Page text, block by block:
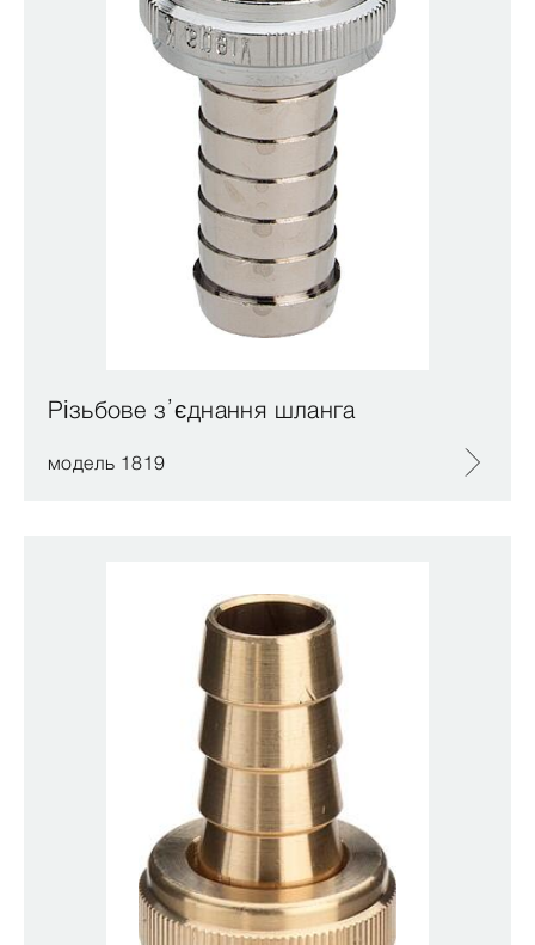
Різьбове з’єднання шланга
модель 1819